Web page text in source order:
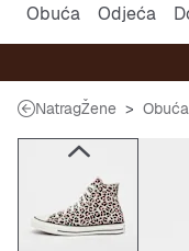
Obuća Odjeća
NatragŽene Obuća